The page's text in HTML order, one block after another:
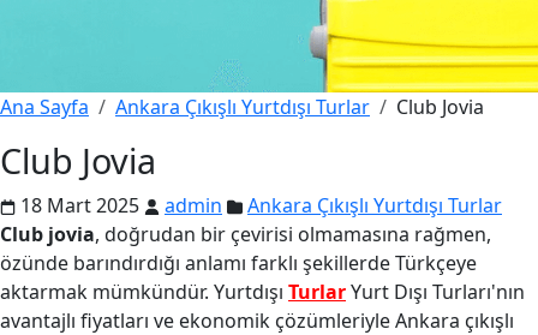
Ana Sayfa Ankara Çıkışlı Yurtdışı Turlar Club Jovia
Club Jovia
18 Mart 2025 admin
Ankara Çıkışlı Yurtdışı Turlar
Club jovia, doğrudan bir çevirisi olmamasına rağmen,
özünde barındırdığı anlamı farklı şekillerde Türkçeye
aktarmak mümkündür. Yurtdışı TurlarYurt Dışı Turları'nın
avantajlı fiyatları ve ekonomik çözümleriyle Ankara çıkışlı